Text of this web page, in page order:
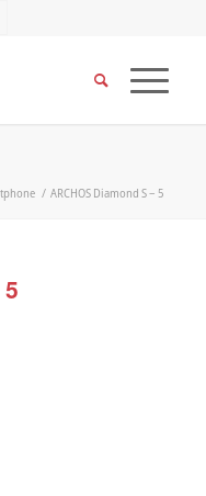
/ ARCHOS Diamond S – 5